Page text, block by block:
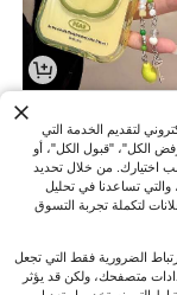
لتقديم الخدمة التي
الكل"، "قبول الكل"، أو
اختيارك. من خلال تحديد
والتي تساعدنا في تحليل
لتكملة تجربة التسوق
الضرورية فقط التي تجعل
متصفحك، ولكن قد يؤثر